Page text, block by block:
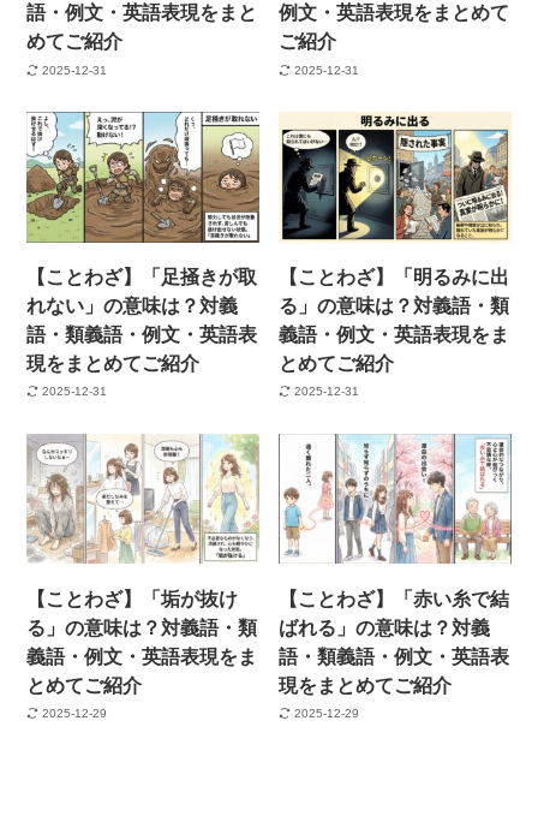
語・例文・英語表現をまと
めてご紹介
2025-12-31
例文・英語表現をまとめて
ご紹介
2025-12-31
【ことわざ】「足掻きが取
れない」の意味は？対義
語・類義語・例文・英語表
現をまとめてご紹介
2025-12-31
【ことわざ】「明るみに出
る」の意味は？対義語・類
義語・例文・英語表現をま
とめてご紹介
2025-12-31
【ことわざ】「垢が抜け
る」の意味は？対義語・類
義語・例文・英語表現をま
とめてご紹介
2025-12-29
【ことわざ】「赤い糸で結
ばれる」の意味は？対義
語・類義語・例文・英語表
現をまとめてご紹介
2025-12-29